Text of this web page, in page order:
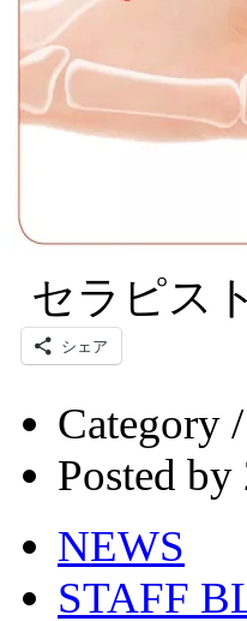
セラピス
シェア
Category /
Posted
NEWS
STAFF